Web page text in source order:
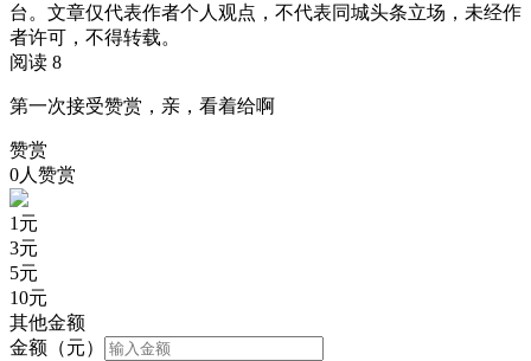
台。文章仅代表作者个人观点，不代表同城头条立场，未经作
者许可，不得转载。
阅读 8
第一次接受赞赏，亲，看着给啊
赞赏
0人赞赏
1 元
3元
5元
10元
其他金额
金额（元）